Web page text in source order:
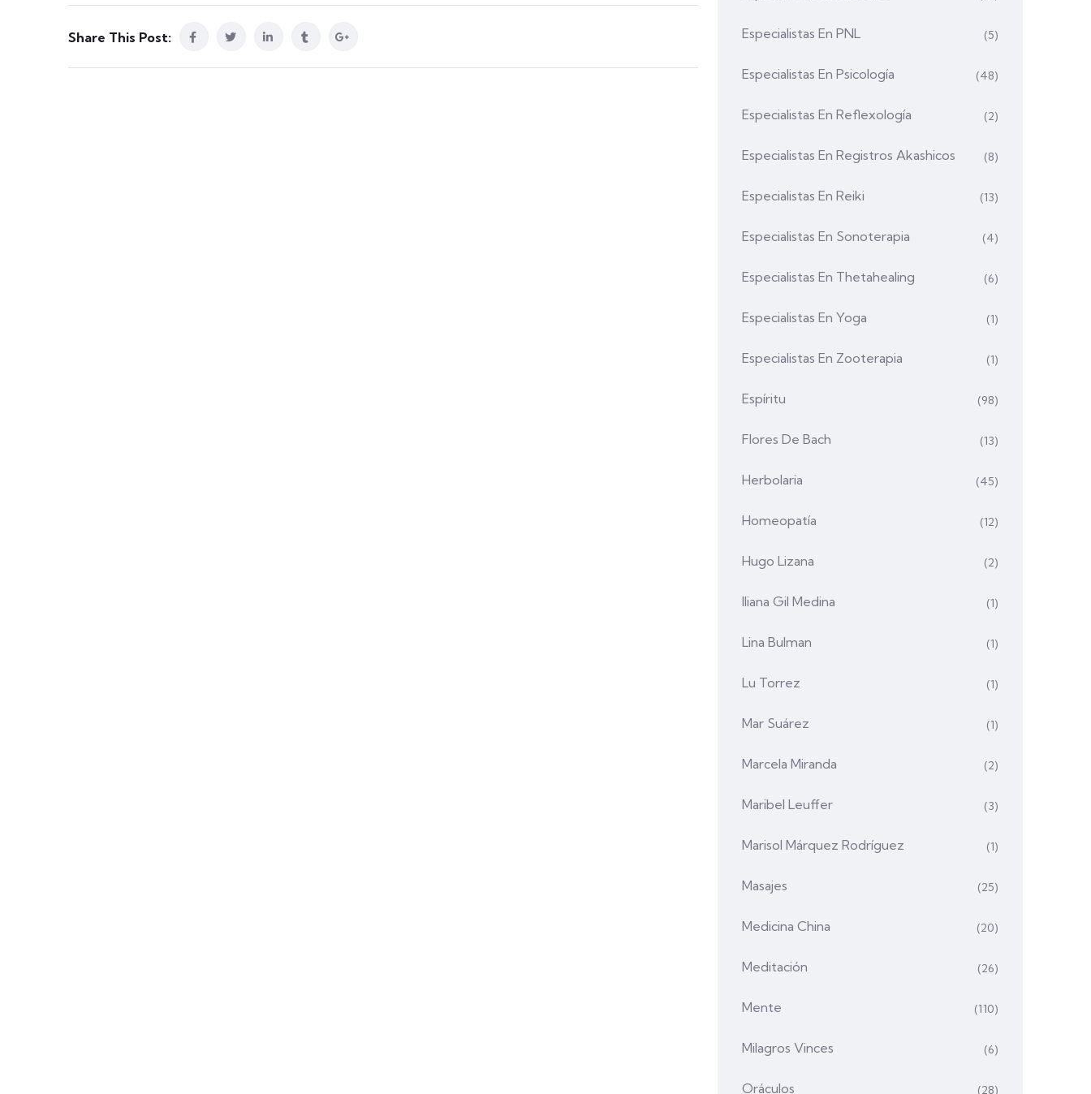
Share This Post: Especialistas En PNL (5)
Especialistas En Psicología (48)
Especialistas En Reflexología (2)
Especialistas En Registros Akashicos (8)
Especialistas En Reiki (13)
Especialistas En Sonoterapia (4)
Especialistas En Thetahealing (6)
Especialistas En Yoga (1)
Especialistas En Zooterapia (1)
Espíritu (98)
Flores De Bach (13)
Herbolaria (45)
Homeopatía (12)
Hugo Lizana (2)
Iliana Gil Medina (1)
Lina Bulman (1)
Lu Torrez (1)
Mar Suárez (1)
Marcela Miranda (2)
Maribel Leuffer (3)
Marisol Márquez Rodríguez (1)
Masajes (25)
Medicina China (20)
Meditación (26)
Mente (110)
Milagros Vinces (6)
Oráculos (28)